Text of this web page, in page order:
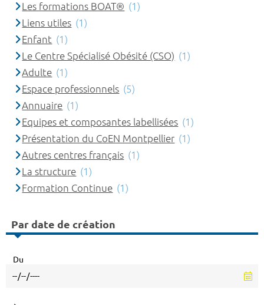
Les formations BOAT® (1)
Liens utiles (1)
Enfant (1)
Le Centre Spécialisé Obésité (CSO) (1)
Adulte (1)
Espace professionnels (5)
Annuaire (1)
Equipes et composantes labellisées (1)
Présentation du CoEN Montpellier (1)
Autres centres français (1)
La structure (1)
Formation Continue (1)
Par date de création
Du